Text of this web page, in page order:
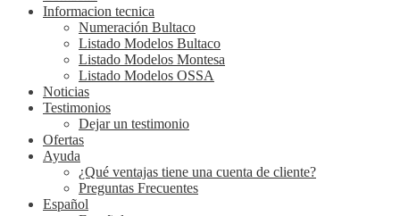
Informacion tecnica
Numeración Bultaco
Listado Modelos Bultaco
Listado Modelos Montesa
Listado Modelos OSSA
Noticias
Testimonios
Dejar un testimonio
Ofertas
Ayuda
¿Qué ventajas tiene una cuenta de cliente?
Preguntas Frecuentes
Español